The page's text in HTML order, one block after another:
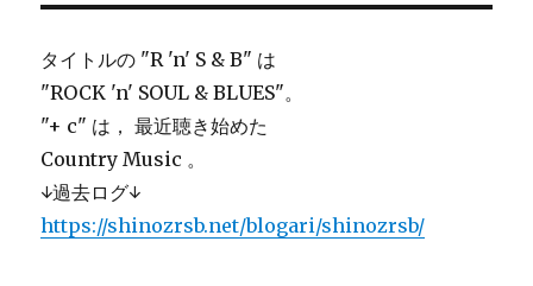
ゲ
ー
シ
ョ
ン
タイトルの "R 'n' S & B" は
"ROCK 'n' SOUL & BLUES"。
"+ c" は， 最近聴き始めた
Country Music 。
↓過去ログ↓
https://shinozrsb.net/blogari/shinozrsb/